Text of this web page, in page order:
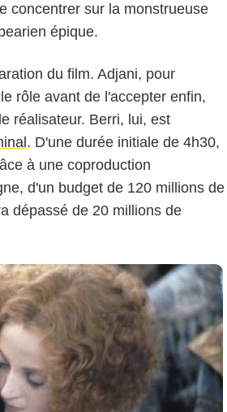
concentrer sur la monstrueuse
épique.
du film. Adjani, pour
rôle avant de l'accepter enfin,
réalisateur. Berri, lui, est
. D'une durée initiale de 4h30,
à une coproduction
d'un budget de 120 millions de
dépassé de 20 millions de